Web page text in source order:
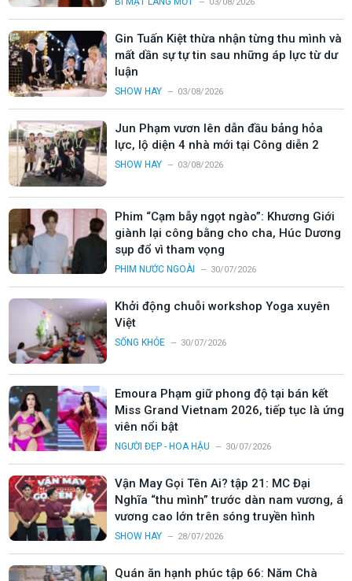
03/08/2026
Gin Tuấn Kiệt thừa nhận từng thu mình và
mất dần sự tự tin sau những áp lực từ dư
luận
SHOW HAY 03/08/2026
Jun Phạm vươn lên dẫn đầu bảng hỏa
lực, lộ diện 4 nhà mới tại Công diễn 2
SHOW HAY 03/08/2026
Phim “Cạm bẫy ngọt ngào”: Khương Giới
giành lại công bằng cho cha, Húc Dương
sụp đổ vì tham vọng
PHIM NƯỚC NGOÀI 30/07/2026
Khởi động chuỗi workshop Yoga xuyên
Việt
SỐNG KHỎE 30/07/2026
Emoura Phạm giữ phong độ tại bán kết
Miss Grand Vietnam 2026, tiếp tục là ứng
viên nổi bật
NGƯỜI ĐẸP - HOA HẬU 30/07/2026
Vận May Gọi Tên Ai? tập 21: MC Đại
Nghĩa “thu mình” trước dàn nam vương, á
vương cao lớn trên sóng truyền hình
SHOW HAY 28/07/2026
Quán ăn hạnh phúc tập 66: Năm Chà